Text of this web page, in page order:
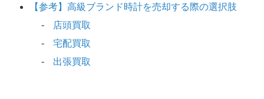
【参考】高級ブランド時計を売却する際の選択肢
店頭買取
宅配買取
出張買取